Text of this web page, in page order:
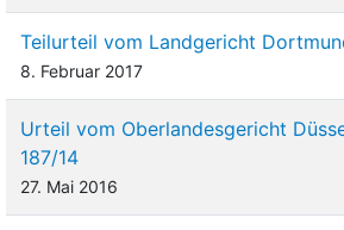
Teilurteil vom Landgericht
8. Februar 2017
Urteil vom Oberlandesgericht
187/14
27. Mai 2016